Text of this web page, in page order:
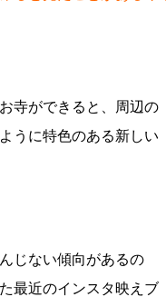
寺ができると、周辺の
うに特色のある新しい
じない傾向があるの
最近のインスタ映えブ